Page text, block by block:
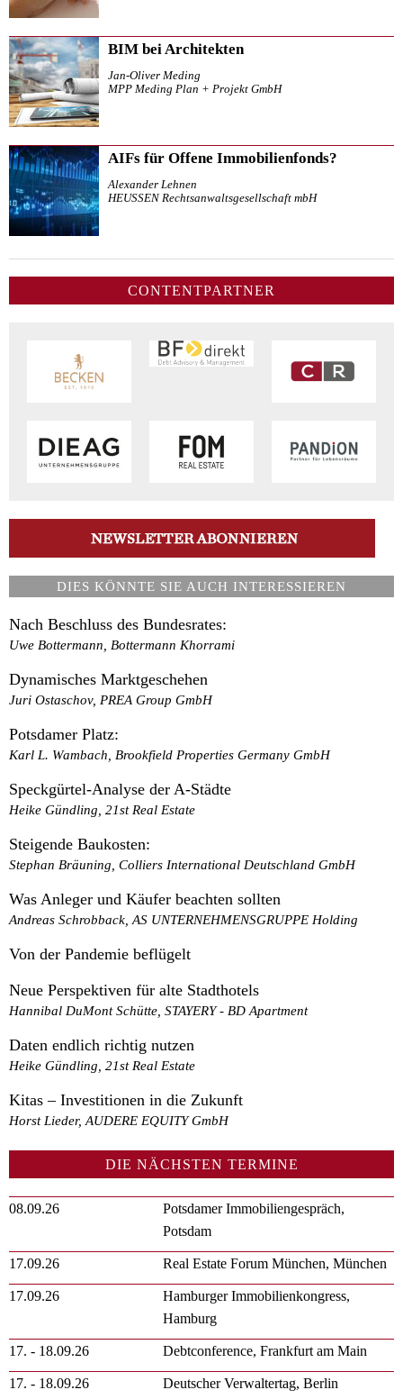
BIM bei Architekten
Jan-Oliver Meding
MPP Meding Plan + Projekt GmbH
AIFs für Offene Immobilienfonds?
Alexander Lehnen
HEUSSEN Rechtsanwaltsgesellschaft mbH
CONTENTPARTNER
DIES KÖNNTE SIE AUCH INTERESSIEREN
Nach Beschluss des Bundesrates:
Uwe Bottermann, Bottermann Khorrami
Dynamisches Marktgeschehen
Juri Ostaschov, PREA Group GmbH
Potsdamer Platz:
Karl L. Wambach, Brookfield Properties Germany GmbH
Speckgürtel-Analyse der A-Städte
Heike Gündling, 21st Real Estate
Steigende Baukosten:
Stephan Bräuning, Colliers International Deutschland GmbH
Was Anleger und Käufer beachten sollten
Andreas Schrobback, AS UNTERNEHMENSGRUPPE Holding
Von der Pandemie beflügelt
Neue Perspektiven für alte Stadthotels
Hannibal DuMont Schütte, STAYERY - BD Apartment
Daten endlich richtig nutzen
Heike Gündling, 21st Real Estate
Kitas – Investitionen in die Zukunft
Horst Lieder, AUDERE EQUITY GmbH
DIE NÄCHSTEN TERMINE
08.09.26
Potsdamer Immobiliengespräch,
Potsdam
17.09.26 Real Estate Forum München, München
17.09.26
Hamburger Immobilienkongress,
Hamburg
17. - 18.09.26 Debtconference, Frankfurt am Main
17. - 18.09.26 Deutscher Verwaltertag, Berlin